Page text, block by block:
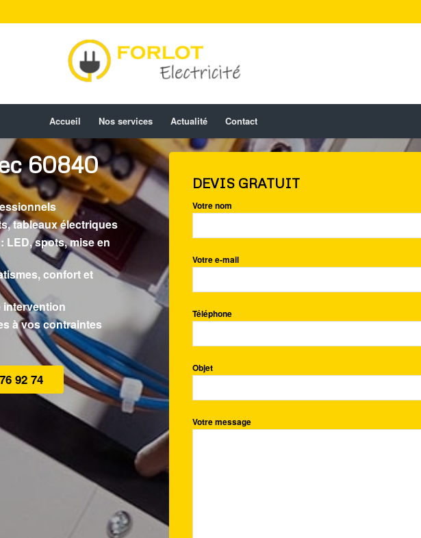
Accueil Nos services Actualité Contact
60840
tableaux électriques
LED, spots, mise en
confort et
intervention
à vos contraintes
92 74
DEVIS GRATUIT
Votre nom
Votre e-mail
Téléphone
Objet
Votre message